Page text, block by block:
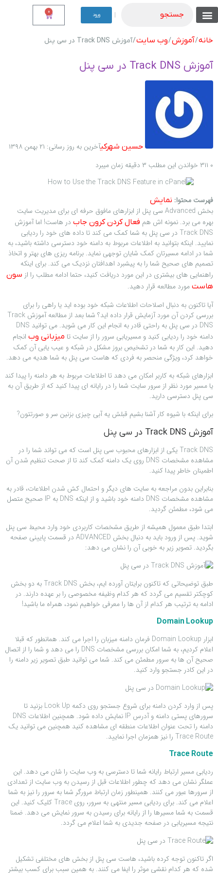
جستجو ورود
0
خانه/آموزش/وب سایت/ آموزش Track DNS در سی پنل
آموزش Track DNS در سی پنل
حسین شهرکیآخرین به روز رسانی: ۲۱ بهمن ۱۳۹۸
۰
خواندن این مطلب ۳ دقیقه زمان میبرد
فهرست محتوا: نمایش
بخش Advanced سی پنل از ابزارهای مافوق حرفه ای برای مدیریت سایت
بهره می برد. نمونه اش هم فعال کردن کرون جاب در هاست! اما آموزش
Track DNS در سی پنل به شما کمک می کند تا داده های خود را ردیابی
نمایید. اینکه بتوانید به اطلاعات مربوط به دامنه خود دسترسی داشته باشید، به
شما در ادامه مسیرتان کمک شایان توجهی نماید. برنامه ریزی های بهتر و اتخاذ
تصمیم های صحیح شما را به پیشبرد اهدافتان نزدیک می کند. برای اینکه
راهنمایی های بیشتری در این مورد دریافت کنید، حتما ادامه مطلب را از سون
هاست مورد مطالعه قرار دهید.
آیا تاکنون به دنبال اصلاحات اطلاعات شبکه خود بوده اید یا راهی را برای
بررسی کردن آن مورد آزمایش قرار داده اید؟ شما بعد از مطالعه آموزش Track
DNS در سی پنل به راحتی قادر به انجام این کار می شوید. می توانید DNS
دامنه خود را ردیابی کنید و مسیریابی سرور را از سایت تا میزبانی وب انجام
دهید. این کار به شما در تشخیص بروز مشکل در شبکه و عیب یابی آن کمک
خواهد کرد، ویژگی منحصر به فردی که هاست سی پنل به شما هدیه می دهد.
ابزارهای شبکه به کاربر امکان می دهد تا اطلاعات مربوط به هر دامنه را پیدا کند
یا مسیر مورد نظر از سرور سایت شما را در رایانه ای پیدا کنید که از طریق آن به
سی پنل دسترسی دارید.
برای اینکه با شیوه کار آشنا بشیم قبلش یه آبی چیزی بزنین سر و صورتتون?
آموزش Track DNS در سی پنل
Track DNS یکی از ابزارهای محبوب سی پنل است که می تواند شما را در
مشاهده مشخصات DNS روی یک دامنه کمک کند تا از صحت تنظیم شدن آن
اطمینان خاطر پیدا کنید.
بنابراین بدون مراجعه به سایت های دیگر و احتمال کش شدن اطلاعات، قادر به
مشاهده مشخصات DNS دامنه خود باشید و از اینکه DNS به IP صحیح متصل
می شود، مطمئن گردید.
ابتدا طبق معمول همیشه از طریق مشخصات کاربردی خود وارد محیط سی پنل
شوید. پس از ورود باید به دنبال بخش ADVANCED در قسمت پایینی صفحه
بگردید. تصویر زیر به خوبی آن را نشان می دهد:
طبق توضیحاتی که تاکنون برایتان آورده ایم، بخش Track DNS به دو بخش
کوچکتر تقسیم می گردد که هر کدام وظیفه مخصوصی را بر عهده دارند. در
ادامه به ترتیب هر کدام از آن ها را معرفی خواهیم نمود، همراه ما باشید!
Domain Lookup
ابزار Domain Lookup فرمان دامنه میزبان را اجرا می کند. همانطور که قبلا
اعلام کردیم، به شما امکان بررسی مشخصات DNS را می دهد و شما را از اتصال
صحیح آن ها به سرور مطمئن می کند. شما می توانید طبق تصویر زیر دامنه را
در این کادر جستجو وارد کنید.
پس از وارد کردن دامنه برای شروع جستجو روی دکمه Look Up بزنید تا
سرورهای پستی دامنه و آدرس IP نمایش داده شود. همچنین اطلاعات DNS
دامنه را تحت عنوان اطلاعات منطقه ای مشاهده کنید همچنین می توانید یک
Trace Route را نیز همزمان اجرا نمایید.
Trace Route
ردیابی مسیر ارتباط رایانه شما تا دسترسی به وب سایت را شان می دهد. این
عملگر نشان می دهد که چطور اطلاعات قبل از رسیدن به وب سایت از تعدادی
از سرورها عبور می کنند. همینطور زمان ارتباط مرورگر شما به سرور را نیز به شما
اعلام می کند. برای ردیابی مسیر منتهی به سرور، روی Trace کلیک کنید. این
قسمت به شما مسیرها را از رایانه برای رسیدن به سرور نمایش می دهد. ضمنا
نتیجه مسیریابی در صفحه جدیدی به شما اعلام می گردد.
اگر تاکنون توجه کرده باشید، هاست سی پنل از بخش های مختلفی تشکیل
شده که هر کدام نقشی موثر را ایفا می کنند. به همین سبب برای کسب بیشتر